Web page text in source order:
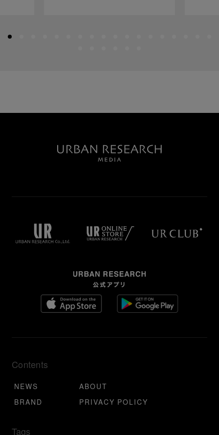
Contents
NEWS
ABOUT
BRAND
PRIVACY POLICY
Tags